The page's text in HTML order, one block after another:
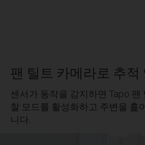
팬 틸트 카메라로 추적
센서가 동작을 감지하면 Tapo 팬
찰 모드를 활성화하고 주변을 훑
니다.